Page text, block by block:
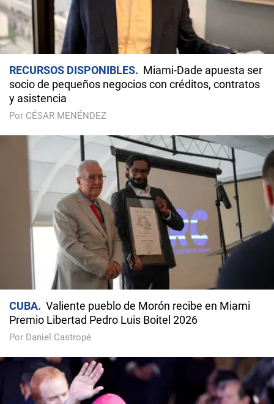
RECURSOS DISPONIBLES
Miami-Dade apuesta ser
socio de pequeños negocios con créditos, contratos
y asistencia
Por CÉSAR MENÉNDEZ
CUBA
Valiente pueblo de Morón recibe en Miami
Premio Libertad Pedro Luis Boitel 2026
Por Daniel Castropé